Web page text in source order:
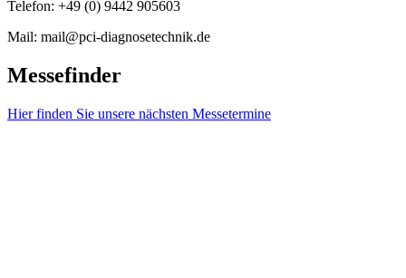
Telefon: +49 (0) 9442 905603
Mail: mail@pci-diagnosetechnik.de
Messefinder
Hier finden Sie unsere nächsten Messetermine